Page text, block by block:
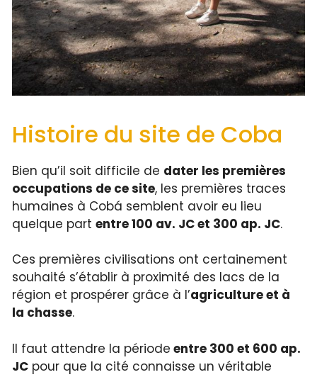
Histoire du site de Coba
Bien qu’il soit difficile de dater les premières
occupations de ce site, les premières traces
humaines à Cobá semblent avoir eu lieu
quelque partentre 100 av. JC et 300 ap. JC.
Ces premières civilisations ont certainement
souhaité s’établir à proximité des lacs de la
région et prospérer grâce à l’agriculture et à
la chasse.
Il faut attendre la période entre 300 et 600 ap.
JC pour que la cité connaisse un véritable